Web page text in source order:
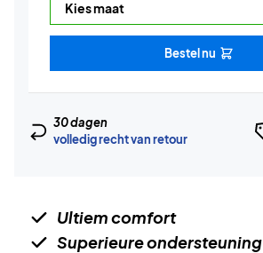
Bestel nu
30 dagen
volledig recht van retour
Ultiem comfort
Superieure ondersteuning